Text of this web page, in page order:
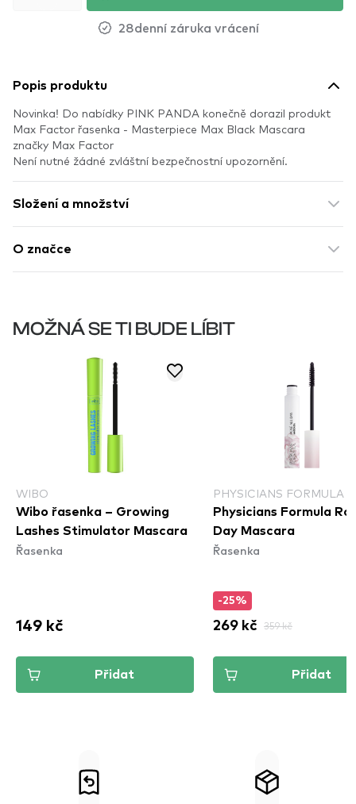
28denní záruka vrácení
Popis produktu
Novinka! Do nabídky PINK PANDA konečně dorazil produkt
Max Factor řasenka - Masterpiece Max Black Mascara
značky Max Factor
Není nutné žádné zvláštní bezpečnostní upozornění.
Složení a množství
O značce
MOŽNÁ SE TI BUDE LÍBIT
WIBO
Wibo řasenka – Growing
Lashes Stimulator Mascara
Řasenka
149 kč
Přidat
PHYSICIANS FORMULA
Physicians Formula
Day Mascara
Řasenka
-25%
269 kč 359 kč
Přidat